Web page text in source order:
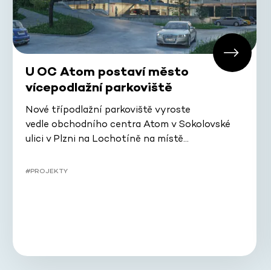
U OC Atom postaví město
vícepodlažní parkoviště
Nové třípodlažní parkoviště vyroste
vedle obchodního centra Atom v Sokolovské
ulici v Plzni na Lochotíně na místě…
#PROJEKTY